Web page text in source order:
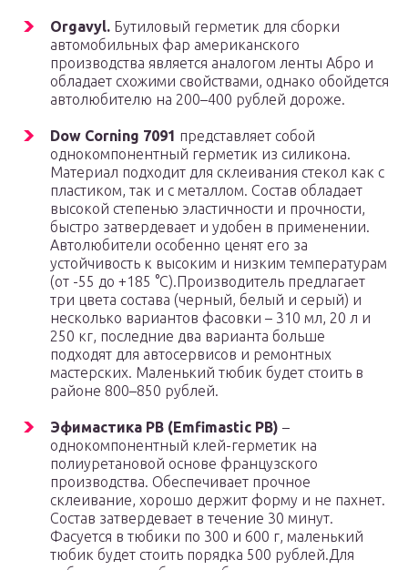
Orgavyl. Бутиловый герметик для сборки
автомобильных фар американского
производства является аналогом ленты Абро и
обладает схожими свойствами, однако обойдется
автолюбителю на 200–400 рублей дороже.
Dow Corning 7091 представляет собой
однокомпонентный герметик из силикона.
Материал подходит для склеивания стекол как с
пластиком, так и с металлом. Состав обладает
высокой степенью эластичности и прочности,
быстро затвердевает и удобен в применении.
Автолюбители особенно ценят его за
устойчивость к высоким и низким температурам
(от -55 до +185 °C).Производитель предлагает
три цвета состава (черный, белый и серый) и
несколько вариантов фасовки – 310 мл, 20 л и
250 кг, последние два варианта больше
подходят для автосервисов и ремонтных
мастерских. Маленький тюбик будет стоить в
районе 800–850 рублей.
Эфимастика РВ (Emfimastic PB) –
однокомпонентный клей-герметик на
полиуретановой основе французского
производства. Обеспечивает прочное
склеивание, хорошо держит форму и не пахнет.
Состав затвердевает в течение 30 минут.
Фасуется в тюбики по 300 и 600 г, маленький
тюбик будет стоить порядка 500 рублей.Для